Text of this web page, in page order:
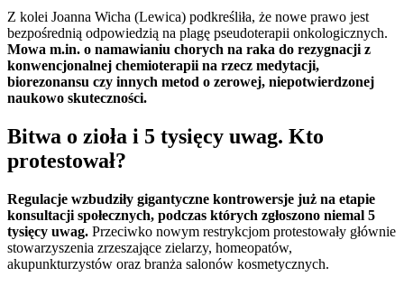
Z kolei Joanna Wicha (Lewica) podkreśliła, że nowe prawo jest
bezpośrednią odpowiedzią na plagę pseudoterapii onkologicznych.
Mowa m.in. o namawianiu chorych na raka do rezygnacji z
konwencjonalnej chemioterapii na rzecz medytacji,
biorezonansu czy innych metod o zerowej, niepotwierdzonej
naukowo skuteczności.
Bitwa o zioła i 5 tysięcy uwag. Kto
protestował?
Regulacje wzbudziły gigantyczne kontrowersje już na etapie
konsultacji społecznych, podczas których zgłoszono niemal 5
tysięcy uwag. Przeciwko nowym restrykcjom protestowały głównie
stowarzyszenia zrzeszające zielarzy, homeopatów,
akupunkturzystów oraz branża salonów kosmetycznych.